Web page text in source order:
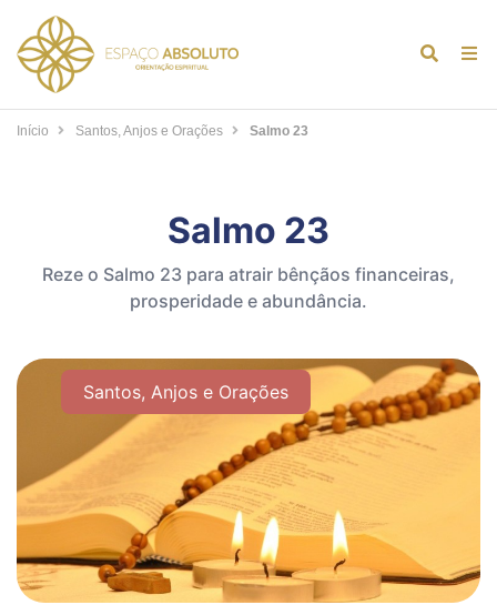
de
Início Santos, Anjos e Orações Salmo 23
Salmo 23
Reze o Salmo 23 para atrair bênçãos financeiras,
prosperidade e abundância.
Santos, Anjos e Orações